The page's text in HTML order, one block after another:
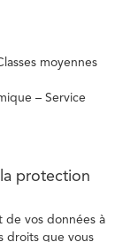
moyennes
– Service
protection
de vos données à
droits que vous